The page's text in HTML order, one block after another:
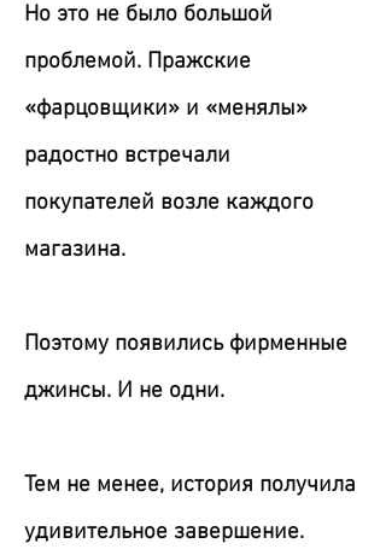
Но это не было большой
проблемой. Пражские
«фарцовщики» и «менялы»
радостно встречали
покупателей возле каждого
магазина.
Поэтому появились фирменные
джинсы. И не одни.
Тем не менее, история получила
удивительное завершение.